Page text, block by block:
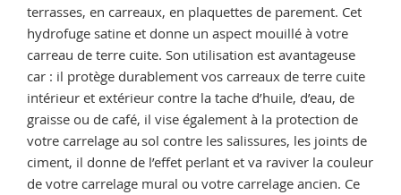
terrasses, en carreaux, en plaquettes de parement. Cet
hydrofuge satine et donne un aspect mouillé à votre
carreau de terre cuite. Son utilisation est avantageuse
car : il protège durablement vos carreaux de terre cuite
intérieur et extérieur contre la tache d’huile, d’eau, de
graisse ou de café, il vise également à la protection de
votre carrelage au sol contre les salissures, les joints de
ciment, il donne de l’effet perlant et va raviver la couleur
de votre carrelage mural ou votre carrelage ancien. Ce